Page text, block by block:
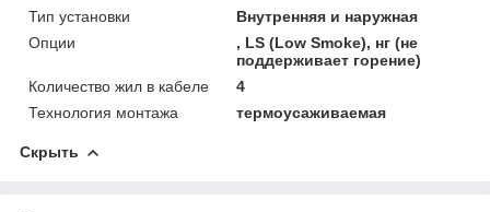
Тип установки
Внутренняя и наружная
Опции
, LS (Low Smoke), нг (не
поддерживает горение)
Количество жил в кабеле
4
Технология монтажа
термоусаживаемая
Скрыть